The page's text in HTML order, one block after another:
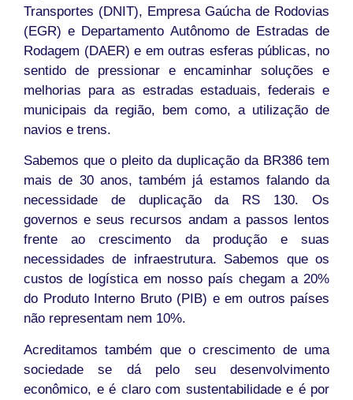
Transportes (DNIT), Empresa Gaúcha de Rodovias
(EGR) e Departamento Autônomo de Estradas de
Rodagem (DAER) e em outras esferas públicas, no
sentido de pressionar e encaminhar soluções e
melhorias para as estradas estaduais, federais e
municipais da região, bem como, a utilização de
navios e trens.
Sabemos que o pleito da duplicação da BR386 tem
mais de 30 anos, também já estamos falando da
necessidade de duplicação da RS 130. Os
governos e seus recursos andam a passos lentos
frente ao crescimento da produção e suas
necessidades de infraestrutura. Sabemos que os
custos de logística em nosso país chegam a 20%
do Produto Interno Bruto (PIB) e em outros países
não representam nem 10%.
Acreditamos também que o crescimento de uma
sociedade se dá pelo seu desenvolvimento
econômico, e é claro com sustentabilidade e é por